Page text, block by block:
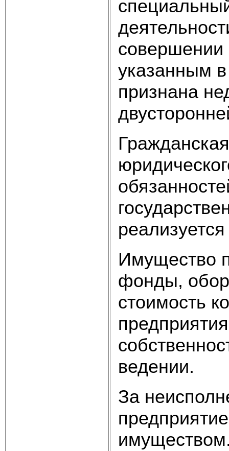
совершении
указанным
признана
Имущество
фонды,
стоимость
ведении.
За